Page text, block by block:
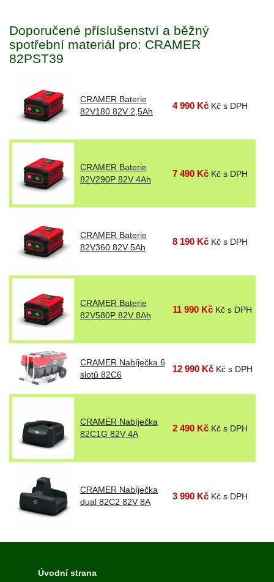
Doporučené příslušenství a běžný
spotřební materiál pro: CRAMER
82PST39
CRAMER Baterie
82V180 82V 2,5Ah
4 990 Kč Kč s DPH
CRAMER Baterie
82V290P 82V 4Ah
7 490 Kč Kč s DPH
CRAMER Baterie
82V360 82V 5Ah
8 190 Kč Kč s DPH
CRAMER Baterie
82V580P 82V 8Ah
11 990 Kč Kč s DPH
CRAMER Nabíječka 6
slotů 82C6
12 990 Kč Kč s DPH
CRAMER Nabíječka
82C1G 82V 4A
2 490 Kč Kč s DPH
CRAMER Nabíječka
dual 82C2 82V 8A
3 990 Kč Kč s DPH
Úvodní strana